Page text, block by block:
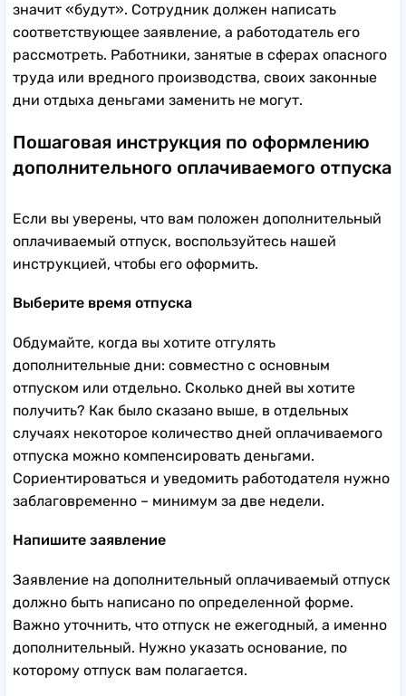
значит «будут». Сотрудник должен написать
соответствующее заявление, а работодатель его
рассмотреть. Работники, занятые в сферах опасного
труда или вредного производства, своих законные
дни отдыха деньгами заменить не могут.
Пошаговая инструкция по оформлению
дополнительного оплачиваемого отпуска
Если вы уверены, что вам положен дополнительный
оплачиваемый отпуск, воспользуйтесь нашей
инструкцией, чтобы его оформить.
Выберите время отпуска
Обдумайте, когда вы хотите отгулять
дополнительные дни: совместно с основным
отпуском или отдельно. Сколько дней вы хотите
получить? Как было сказано выше, в отдельных
случаях некоторое количество дней оплачиваемого
отпуска можно компенсировать деньгами.
Сориентироваться и уведомить работодателя нужно
заблаговременно – минимум за две недели.
Напишите заявление
Заявление на дополнительный оплачиваемый отпуск
должно быть написано по определенной форме.
Важно уточнить, что отпуск не ежегодный, а именно
дополнительный. Нужно указать основание, по
которому отпуск вам полагается.